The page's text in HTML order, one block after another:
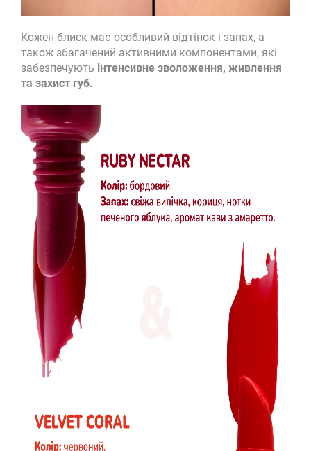
Кожен блиск має особливий відтінок і запах, а
також збагачений активними компонентами, які
забезпечують інтенсивне зволоження, живлення
та захист губ.